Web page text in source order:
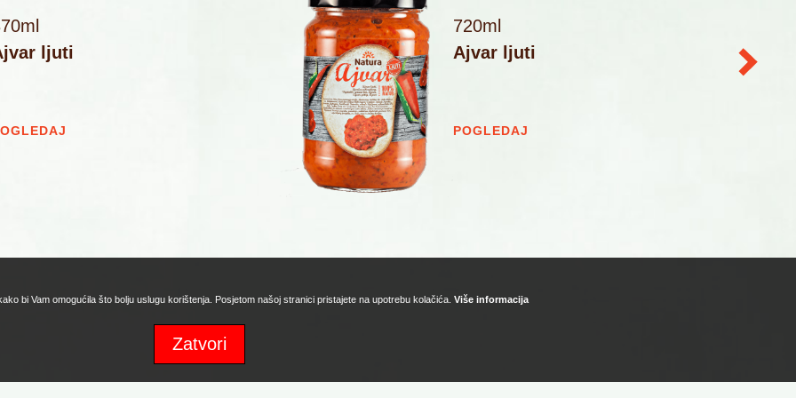
bi Vam omogućila što bolju uslugu korištenja. Posjetom našoj stranici pristajete na upotrebu kolačića. Više informacija
Zatvori
ljuti
720ml
Ajvar ljuti
POGLEDAJ